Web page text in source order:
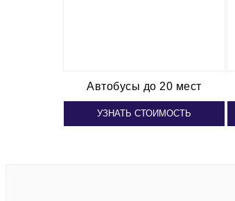
Автобусы до 20 мест
УЗНАТЬ СТОИМОСТЬ